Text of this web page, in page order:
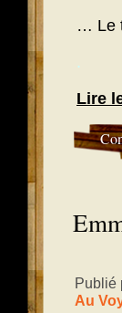
… Le
.
Lire
Publié
Au